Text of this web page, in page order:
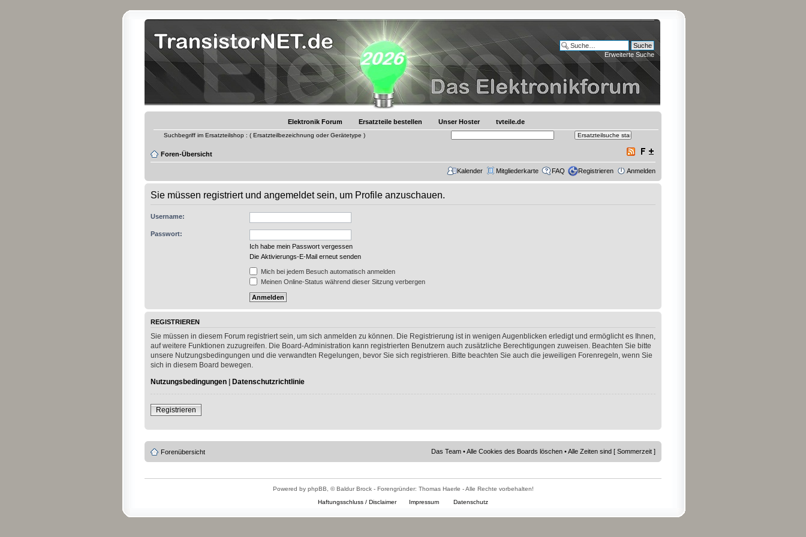
Erweiterte Suche
Elektronik Forum Ersatzteile bestellen Unser Hoster tvteile.de
Suchbegriff im Ersatzteilshop : ( Ersatzteilbezeichnung oder Gerätetype )
Foren-Übersicht
Kalender Mitgliederkarte FAQ Registrieren Anmelden
Sie müssen registriert und angemeldet sein, um Profile anzuschauen.
Username:
Passwort:
Ich habe mein Passwort vergessen
Die Aktivierungs-E-Mail erneut senden
Mich bei jedem Besuch automatisch anmelden
Meinen Online-Status während dieser Sitzung verbergen
REGISTRIEREN
Sie müssen in diesem Forum registriert sein, um sich anmelden zu können. Die Registrierung ist in wenigen Augenblicken erledigt und ermöglicht es Ihnen,
auf weitere Funktionen zuzugreifen. Die Board-Administration kann registrierten Benutzern auch zusätzliche Berechtigungen zuweisen. Beachten Sie bitte
unsere Nutzungsbedingungen und die verwandten Regelungen, bevor Sie sich registrieren. Bitte beachten Sie auch die jeweiligen Forenregeln, wenn Sie
sich in diesem Board bewegen.
Nutzungsbedingungen | Datenschutzrichtlinie
Registrieren
Forenübersicht Das Team •Alle Cookies des Boards löschen • Alle Zeiten sind [ Sommerzeit ]
Powered by phpBB, © Baldur Brock - Forengründer: Thomas Haerle - Alle Rechte vorbehalten!
Haftungsschluss / Disclaimer
Impressum Datenschutz